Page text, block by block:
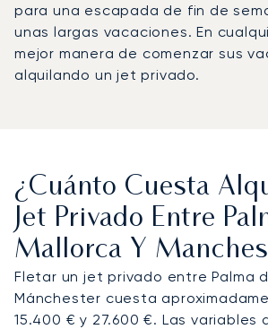
para una escapada de fin de
unas largas vacaciones. En
mejor manera de comenzar sus
alquilando un jet privado.
¿Cuánto Cuesta
Jet Privado Entre
Mallorca Y
Fletar un jet privado entre Palma
Mánchester cuesta
15.400 € y 27.600 €. Las variables